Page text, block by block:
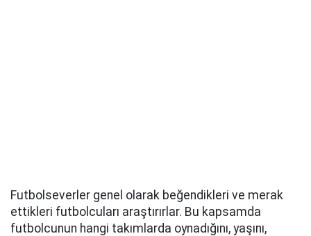
Futbolseverler genel olarak beğendikleri ve merak
ettikleri futbolcuları araştırırlar. Bu kapsamda
futbolcunun hangi takımlarda oynadığını, yaşını,